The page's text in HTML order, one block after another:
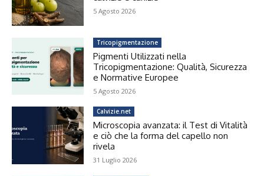
5 Agosto 2026
Tricopigmentazione
Pigmenti Utilizzati nella
Tricopigmentazione: Qualità, Sicurezza
e Normative Europee
5 Agosto 2026
Calvizie.net
Microscopia avanzata: il Test di Vitalità
e ciò che la forma del capello non
rivela
31 Luglio 2026